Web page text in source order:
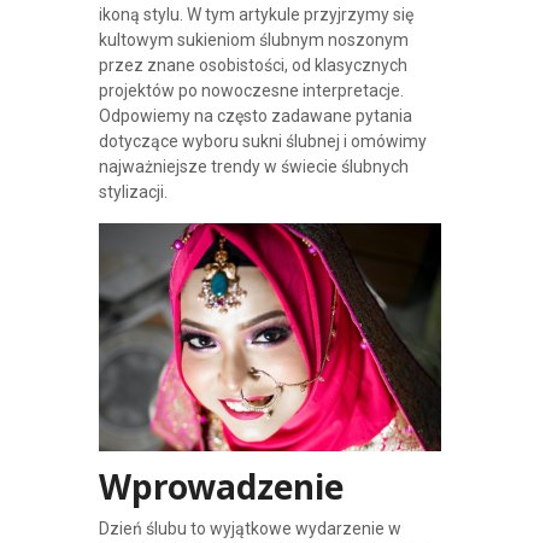
ikoną stylu. W tym artykule przyjrzymy się
kultowym sukieniom ślubnym noszonym
przez znane osobistości, od klasycznych
projektów po nowoczesne interpretacje.
Odpowiemy na często zadawane pytania
dotyczące wyboru sukni ślubnej i omówimy
najważniejsze trendy w świecie ślubnych
stylizacji.
Wprowadzenie
Dzień ślubu to wyjątkowe wydarzenie w